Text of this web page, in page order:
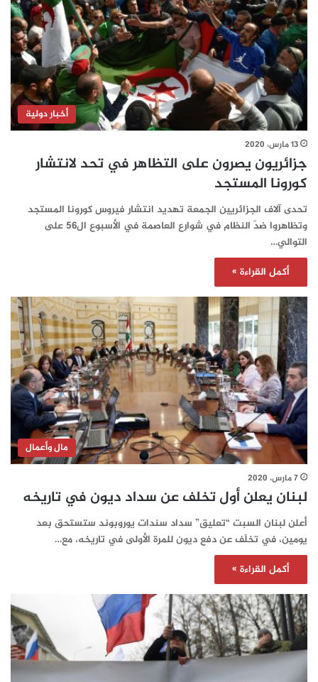
أخبار دولية
13 مارس، 2020
جزائريون يصرون على التظاهر في تحد لانتشار
كورونا المستجد
تحدى آلاف الجزائريين الجمعة تهديد انتشار فيروس كورونا المستجد
وتظاهروا ضدّ النظام في شوارع العاصمة في الأسبوع ال56 على
التوالي…
أكمل القراءة »
مال وأعمال
7 مارس، 2020
لبنان يعلن أول تخلف عن سداد ديون في تاريخه
أعلن لبنان السبت “تعليق” سداد سندات يوروبوند ستستحق بعد
يومين، في تخلّف عن دفع ديون للمرة الأولى في تاريخه، مع…
أكمل القراءة »